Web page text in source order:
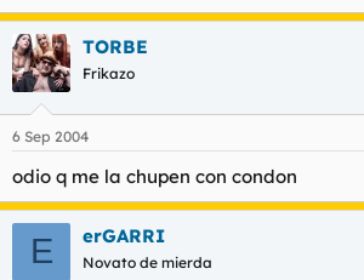
TORBE
Frikazo
6 Sep 2004
odio q me la chupen con condon
E erGARRI
Novato de mierda